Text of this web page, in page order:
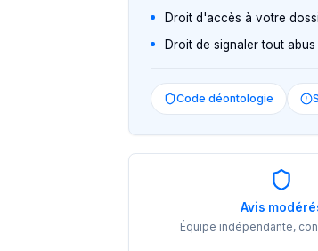
Droit d'accès à votre
Droit de signaler tout
Code déontologie
Avis
Équipe indépendante,